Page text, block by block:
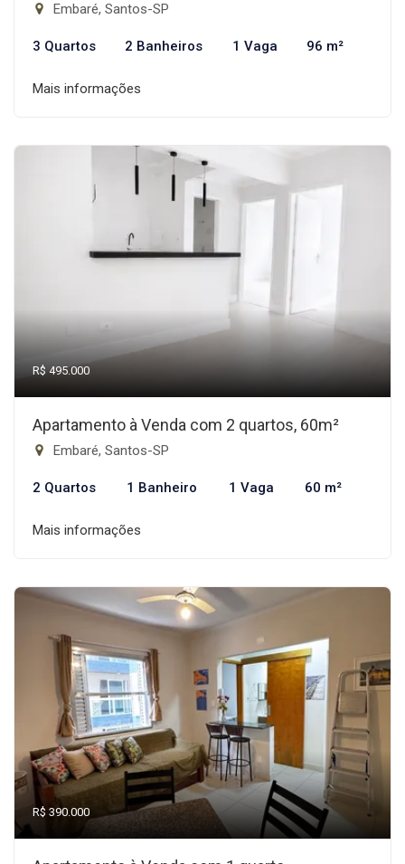
Embaré, Santos-SP
3 Quartos 2 Banheiros 1 Vaga 96 m²
Mais informações
R$ 495.000
Apartamento à Venda com 2 quartos, 60m²
Embaré, Santos-SP
2 Quartos 1 Banheiro 1 Vaga 60 m²
Mais informações
R$ 390.000